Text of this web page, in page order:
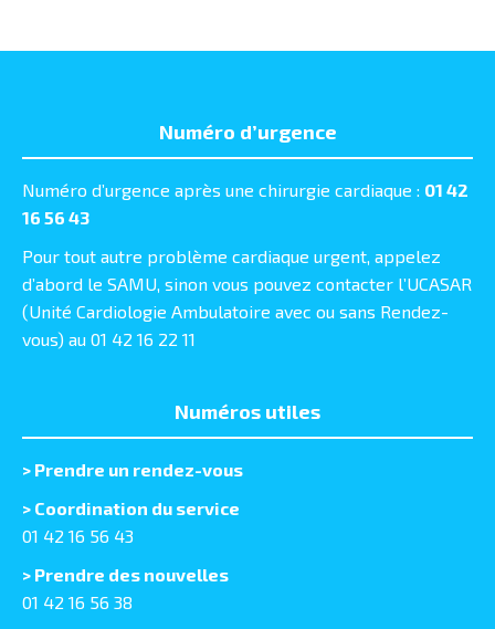
Numéro d’urgence
Numéro d’urgence après une chirurgie cardiaque : 01 42
16 56 43
Pour tout autre problème cardiaque urgent, appelez
d’abord le SAMU, sinon vous pouvez contacter l’UCASAR
(Unité Cardiologie Ambulatoire avec ou sans Rendez-
vous) au 01 42 16 22 11
Numéros utiles
> Prendre un rendez-vous
> Coordination du service
01 42 16 56 43
> Prendre des nouvelles
01 42 16 56 38